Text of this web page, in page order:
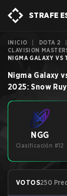
STRAFE
INICIO DOTA 2
CLAVISION
NIGMA GALAXY VS
Nigma Galaxy
2025: Snow
NGG
Clasificación #12
VOTOS250